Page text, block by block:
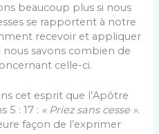
beaucoup plus si nous
se rapportent à notre
recevoir et appliquer
savons combien de
celle-ci.
cet esprit que l’Apôtre
5 : 17 : « Priez sans cesse ».
façon de l’exprimer